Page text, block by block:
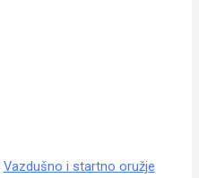
Vazdušno i startno oružje